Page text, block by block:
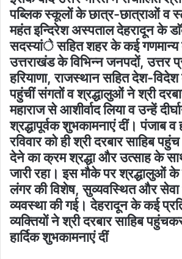
पब्लिक स्कूलों के छात्र-छात्राओं व
महंत इन्दिरेश अस्पताल देहरादून के
सदस्यांे सहित शहर के कई गणमान्य
उत्तराखंड के विभिन्न जनपदों, उत्तर
हरियाणा, राजस्थान सहित देश-
पहुंचीं संगतों व श्रद्धालुओं ने श्री
महाराज से आशीर्वाद लिया व उन्हें
श्रद्धापूर्वक शुभकामनाएं दीं। पंजाब व
रविवार को ही श्री दरबार साहिब
देने का क्रम श्रद्धा और उत्साह के
जारी रहा। इस मौके पर श्रद्धालुओं के
लंगर की विशेष, सुव्यवस्थित और सेवा
व्यवस्था की गई। देहरादून के कई
व्यक्तियों ने श्री दरबार साहिब
हार्दिक शुभकामनाएं दीं